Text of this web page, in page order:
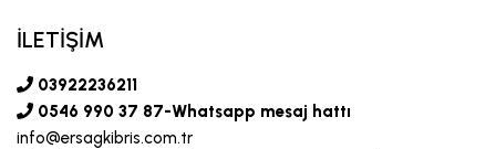
İLETİŞİM
03922236211
0546 990 37 87-Whatsapp mesaj hattı
info@ersagkibris.com.tr